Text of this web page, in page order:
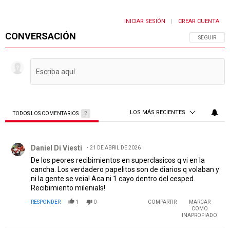
CONVERSACIÓN SIGA ESTA
SEGUIR
INICIAR SESIÓN CREAR CUENTA
TODOS LOS COMENTARIOS 2 LOS MÁS RECIENTES
Daniel Di Viesti 21 DE ABRIL DE 2026
De los peores recibimientos en superclasicos q vi en la
cancha. Los verdadero papelitos son de diarios q volaban y
ni la gente se veia! Aca ni 1 cayo dentro del cesped.
Recibimiento milenials!
RESPONDER 1 0 COMPARTIR
MARCAR
COMO
INAPROPIADO